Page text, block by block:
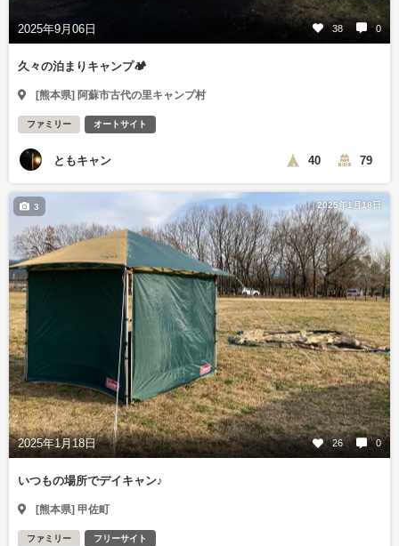
2025年9月06日 38 0
久々の泊まりキャンプ🏕️
[熊本県] 阿蘇市古代の里キャンプ村
ファミリー オートサイト
ともキャン 40 79
2025年1月18日
2025年1月18日 26 0
3
いつもの場所でデイキャン♪
[熊本県] 甲佐町
ファミリー フリーサイト